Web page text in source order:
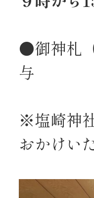
●御神札
与
※塩崎神
おかけい